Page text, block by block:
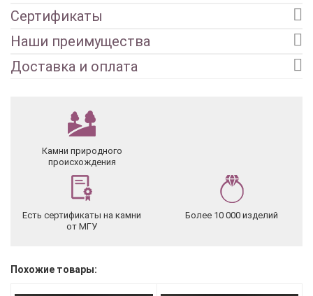
Сертификаты
Наши преимущества
Доставка и оплата
Камни природного
происхождения
Есть сертификаты на камни
от МГУ
Более 10 000 изделий
Похожие товары: